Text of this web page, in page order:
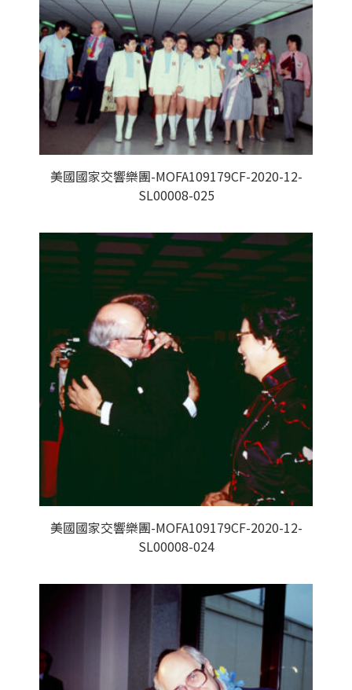
美國國家交響樂團-MOFA109179CF-2020-12-
SL00008-025
美國國家交響樂團-MOFA109179CF-2020-12-
SL00008-024